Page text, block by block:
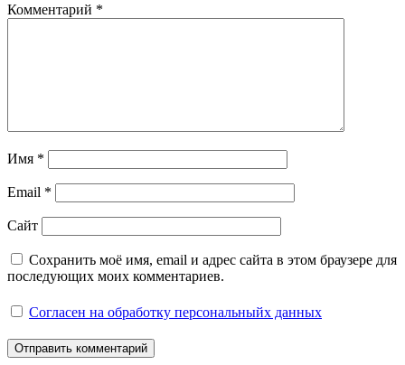
Комментарий *
Имя *
Email *
Сайт
Сохранить моё имя, email и адрес сайта в этом браузере для
последующих моих комментариев.
Согласен на обработку персональныйх данных